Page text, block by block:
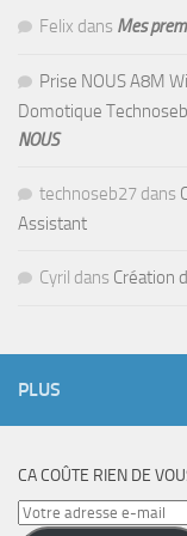
Felix dans Mes
Prise NOUS A8M
Domotique
NOUS
technoseb27 dans
Assistant
Cyril dans Création
PLUS
CA COÛTE RIEN DE
Votre